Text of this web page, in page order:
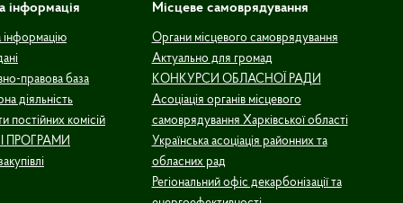
інформація
інформацію
правова база
діяльність
постійних комісій
ПРОГРАМИ
Місцеве самоврядування
Органи місцевого самоврядування
Актуально для громад
КОНКУРСИ ОБЛАСНОЇ РАДИ
Асоціація органів місцевого
самоврядування Харківської області
Українська асоціація районних та
обласних рад
Регіональний офіс декарбонізації та